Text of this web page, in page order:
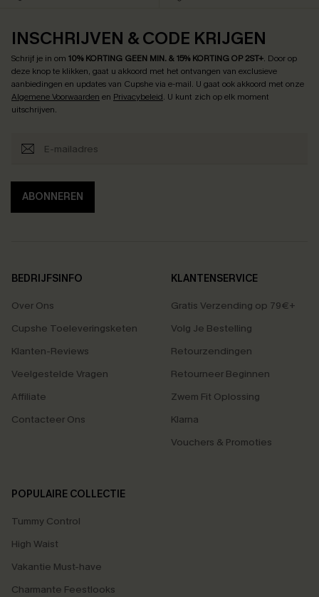
INSCHRIJVEN & CODE KRIJGEN
Schrijf je in om 10% KORTING GEEN MIN. & 15% KORTING OP 2ST+. Door op
deze knop te klikken, gaat u akkoord met het ontvangen van exclusieve
aanbiedingen en updates van Cupshe via e-mail. U gaat ook akkoord met onze
Algemene Voorwaarden en Privacybeleid. U kunt zich op elk moment
uitschrijven.
ABONNEREN
BEDRIJFSINFO
Over Ons
Cupshe Toeleveringsketen
Klanten-Reviews
Veelgestelde Vragen
Affiliate
Contacteer Ons
KLANTENSERVICE
Gratis Verzending op 79€+
Volg Je Bestelling
Retourzendingen
Retourneer Beginnen
Zwem Fit Oplossing
Klarna
Vouchers & Promoties
POPULAIRE COLLECTIE
Tummy Control
High Waist
Vakantie Must-have
Charmante Feestlooks